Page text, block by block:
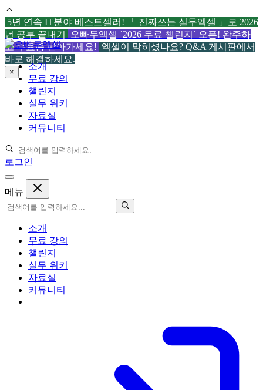
5년 연속 IT분야 베스트셀러! 「 진짜쓰는 실무엑셀 」로 2026
년 공부 끝내기
오빠두엑셀 `2026 무료 챌린지` 오픈! 완주하
고 수료증 받아가세요! 엑셀이 막히셨나요? Q&A 게시판에서
바로 해결하세요.
×
컨
텐
츠
로
소개
무료 강의
챌린지
실무 위키
자료실
커뮤니티
로그인
메뉴
소개
무료 강의
챌린지
실무 위키
자료실
커뮤니티